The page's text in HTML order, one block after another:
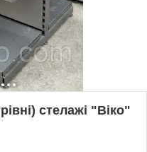
стелажі "Віко"